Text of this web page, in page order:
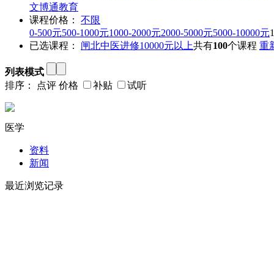
文博通教育
课程价格：
不限
0-500元500-1000元1000-2000元2000-5000元5000-10000元
已选课程：
闸北中医进修10000元以上共有100个课程 重
列表模式
排序：
点评 价格 补贴 试听
医学
资料
新闻
最近浏览记录